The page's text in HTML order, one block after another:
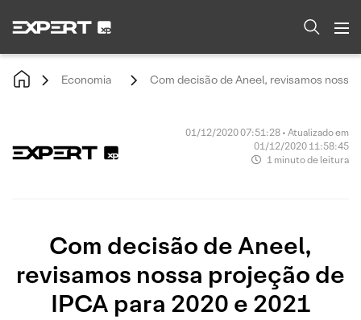
Economia Com decisão de Aneel, revisamos
01/12/2020 07:51:28 • Atualizado em
01/12/2020 11:58:45
1 minuto de leitura
Com decisão de Aneel,
revisamos nossa projeção de
IPCA para 2020 e 2021